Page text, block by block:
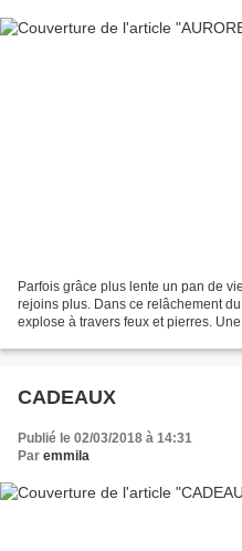
Parfois grâce plus lente un pan de
rejoins plus. Dans ce relâchement
explose à travers feux et pierres.
CADEAUX
Publié le 02/03/2018 à 14:31
Par emmila